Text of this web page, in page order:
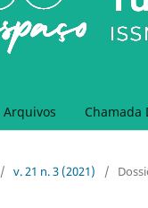
Arquivos Chamada
/ v. 21 n. 3 (2021) /